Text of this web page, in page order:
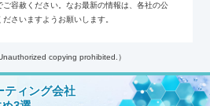
ティング会社
容赦ください。なお最新の情報は、各社の公
さいますようお願いします。
copying prohibited.）
素樹脂コーティングの会社選びガイドAll